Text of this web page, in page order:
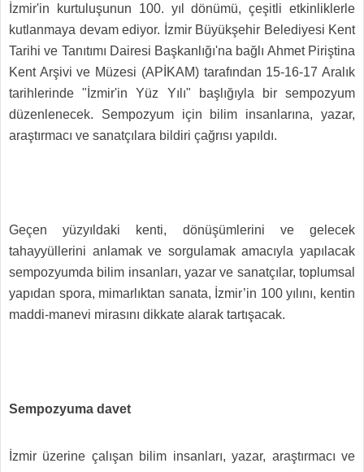
İzmir'in kurtuluşunun 100. yıl dönümü, çeşitli etkinliklerle
kutlanmaya devam ediyor. İzmir Büyükşehir Belediyesi Kent
Tarihi ve Tanıtımı Dairesi Başkanlığı'na bağlı Ahmet Piriştina
Kent Arşivi ve Müzesi (APİKAM) tarafından 15-16-17 Aralık
tarihlerinde "İzmir'in Yüz Yılı" başlığıyla bir sempozyum
düzenlenecek. Sempozyum için bilim insanlarına, yazar,
araştırmacı ve sanatçılara bildiri çağrısı yapıldı.
Geçen yüzyıldaki kenti, dönüşümlerini ve gelecek
tahayyüllerini anlamak ve sorgulamak amacıyla yapılacak
sempozyumda bilim insanları, yazar ve sanatçılar, toplumsal
yapıdan spora, mimarlıktan sanata, İzmir’in 100 yılını, kentin
maddi-manevi mirasını dikkate alarak tartışacak.
Sempozyuma davet
İzmir üzerine çalışan bilim insanları, yazar, araştırmacı ve